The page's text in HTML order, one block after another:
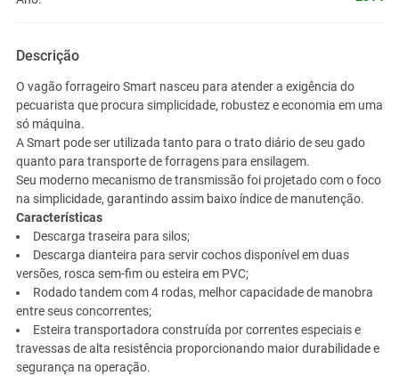
Descrição
O vagão forrageiro Smart nasceu para atender a exigência do
pecuarista que procura simplicidade, robustez e economia em uma
só máquina.
A Smart pode ser utilizada tanto para o trato diário de seu gado
quanto para transporte de forragens para ensilagem.
Seu moderno mecanismo de transmissão foi projetado com o foco
na simplicidade, garantindo assim baixo índice de manutenção.
Características
Descarga traseira para silos;
Descarga dianteira para servir cochos disponível em duas
versões, rosca sem-fim ou esteira em PVC;
Rodado tandem com 4 rodas, melhor capacidade de manobra
entre seus concorrentes;
Esteira transportadora construída por correntes especiais e
travessas de alta resistência proporcionando maior durabilidade e
segurança na operação.